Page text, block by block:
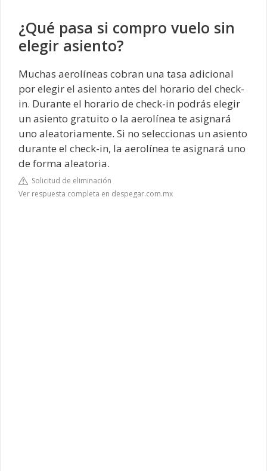
¿Qué pasa si compro vuelo sin
elegir asiento?
Muchas aerolíneas cobran una tasa adicional
por elegir el asiento antes del horario del check-
in. Durante el horario de check-in podrás elegir
un asiento gratuito o la aerolínea te asignará
uno aleatoriamente. Si no seleccionas un asiento
durante el check-in, la aerolínea te asignará uno
de forma aleatoria.
Solicitud de eliminación
Ver respuesta completa en despegar.com.mx